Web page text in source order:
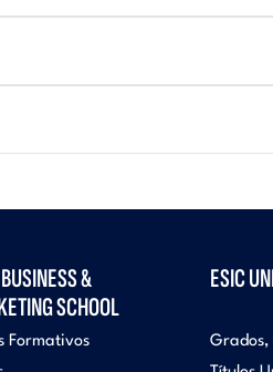
&
SCHOOL
Formativos
ESIC
Grados,